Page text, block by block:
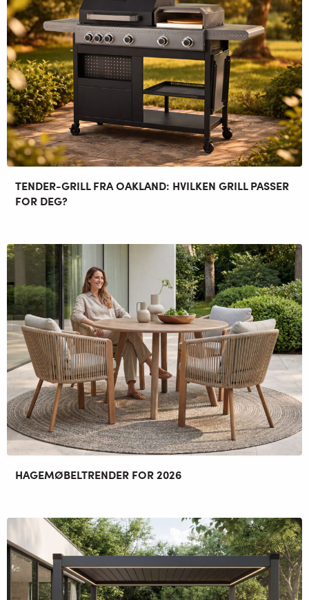
TENDER-GRILL FRA OAKLAND: HVILKEN GRILL PASSER
FOR DEG?
HAGEMØBELTRENDER FOR 2026